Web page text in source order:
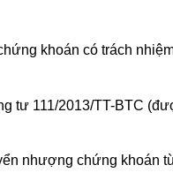
khoán có trách
tư 111/2013/TT-BTC
nhượng chứng khoán